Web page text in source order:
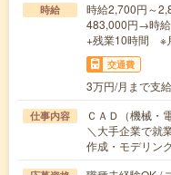
時給
時給2,700円～
483,000円→時
+残業10時間 ※
交通費
3万円/月まで支
仕事内容
ＣＡＤ（機械・
＼大手企業で就
作成・モデリン